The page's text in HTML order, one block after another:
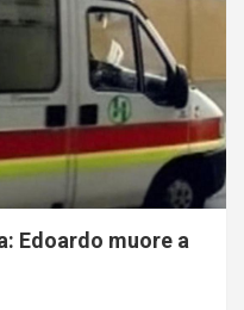
Edoardo muore a